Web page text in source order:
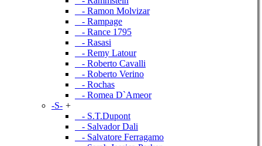
- Ramon Molvizar
- Rampage
- Rance 1795
- Rasasi
- Remy Latour
- Roberto Cavalli
- Roberto Verino
- Rochas
- Romea D`Ameor
-S- +
- S.T.Dupont
- Salvador Dali
- Salvatore Ferragamo